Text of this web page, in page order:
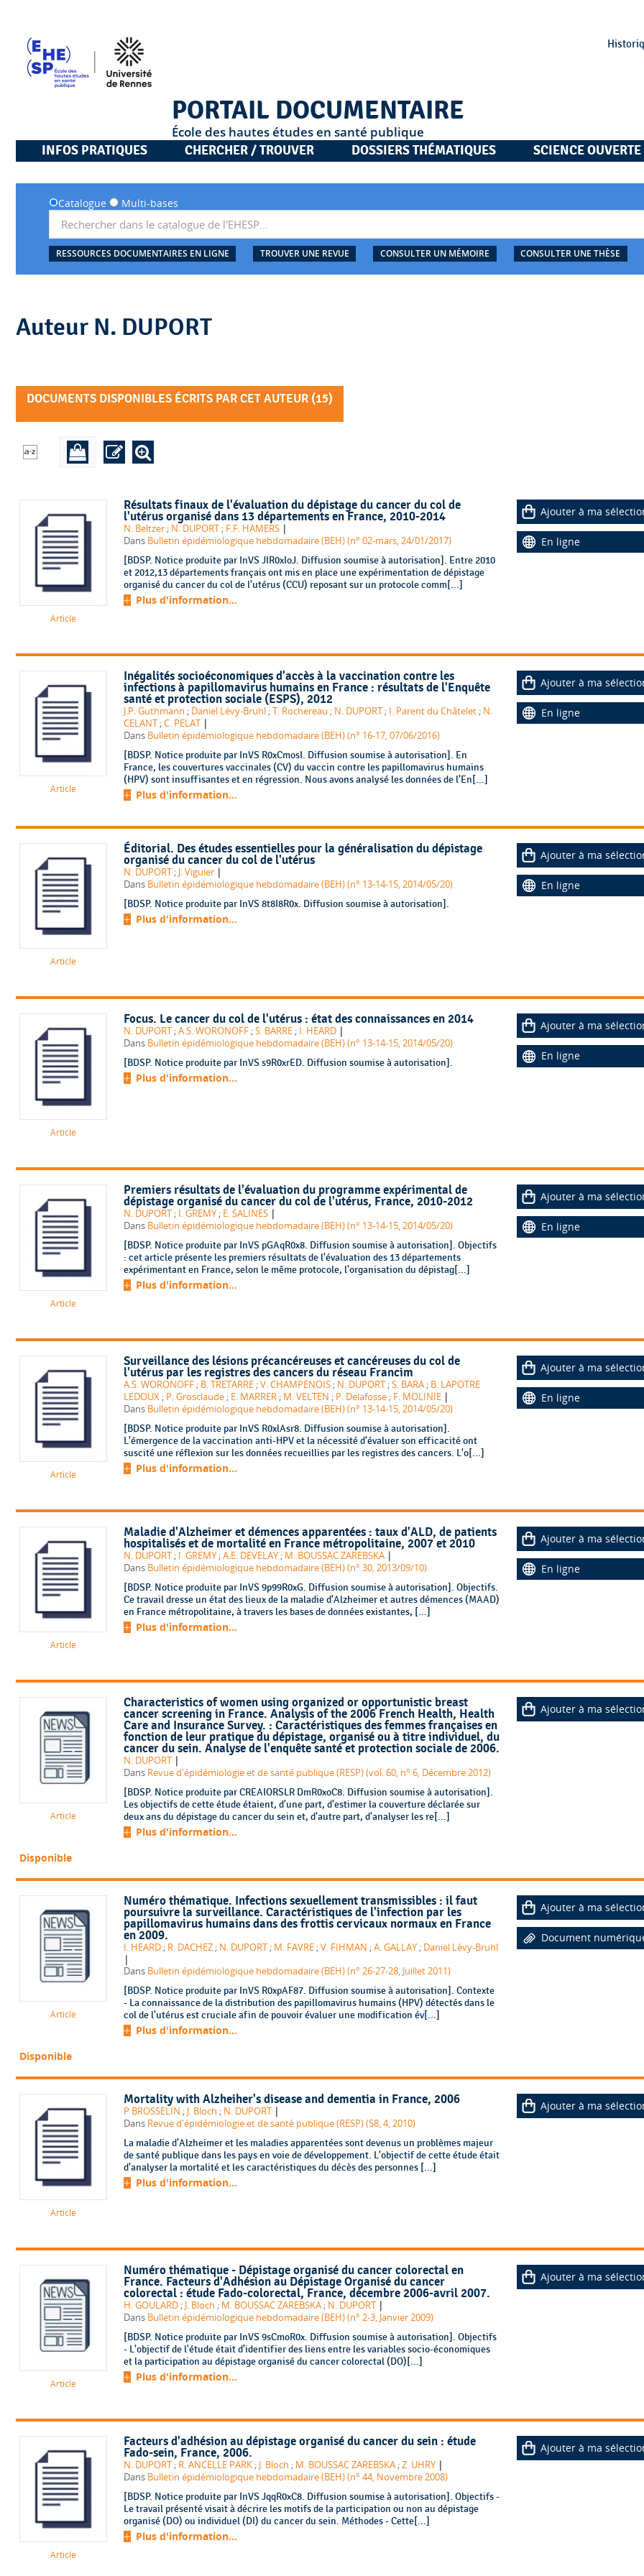
PORTAIL DOCUMENTAIRE
École des hautes études en santé publique
INFOS PRATIQUES
CHERCHER / TROUVER DOSSIERS THÉMATIQUES SCIENCE OUVERTE
Catalogue Multi-bases
RESSOURCES DOCUMENTAIRES EN LIGNE TROUVER UNE REVUE CONSULTER UN MÉMOIRE CONSULTER UNE THÈSE
Auteur N. DUPORT
DOCUMENTS DISPONIBLES ÉCRITS PAR CET AUTEUR (15)
Article
Résultats finaux de l'évaluation du dépistage du cancer du col de
l'utérus organisé dans 13 départements en France, 2010-2014
N. Beltzer ; N. DUPORT ; F.F. HAMERS |
Dans Bulletin épidémiologique hebdomadaire (BEH) (n° 02-mars, 24/01/2017)
[BDSP. Notice produite par InVS JIR0xIoJ. Diffusion soumise à autorisation]. Entre 2010
et 2012,13 départements français ont mis en place une expérimentation de dépistage
organisé du cancer du col de l'utérus (CCU) reposant sur un protocole comm[...]
Plus d'information...
Ajouter à ma
En ligne
Article
Inégalités socioéconomiques d'accès à la vaccination contre les
infections à papillomavirus humains en France : résultats de l'Enquête
santé et protection sociale (ESPS), 2012
J.P. Guthmann ; Daniel Lévy-Bruhl ;T. Rochereau ; N. DUPORT ; I. Parent du Châtelet ; N.
CELANT ;C. PELAT |
Dans Bulletin épidémiologique hebdomadaire (BEH) (n° 16-17, 07/06/2016)
[BDSP. Notice produite par InVS R0xCmosI. Diffusion soumise à autorisation]. En
France, les couvertures vaccinales (CV) du vaccin contre les papillomavirus humains
(HPV) sont insuffisantes et en régression. Nous avons analysé les données de l'En[...]
Plus d'information...
Ajouter à ma
En ligne
Article
Éditorial. Des études essentielles pour la généralisation du dépistage
organisé du cancer du col de l'utérus
N. DUPORT ; J. Viguier |
Dans Bulletin épidémiologique hebdomadaire (BEH) (n° 13-14-15, 2014/05/20)
[BDSP. Notice produite par InVS 8t8I8R0x. Diffusion soumise à autorisation].
Plus d'information...
Ajouter à ma
En ligne
Article
Focus. Le cancer du col de l'utérus : état des connaissances en 2014
N. DUPORT ;A.S. WORONOFF ;S. BARRE ; I. HEARD |
Dans Bulletin épidémiologique hebdomadaire (BEH) (n° 13-14-15, 2014/05/20)
[BDSP. Notice produite par InVS s9R0xrED. Diffusion soumise à autorisation].
Plus d'information...
Ajouter à ma
En ligne
Article
Premiers résultats de l'évaluation du programme expérimental de
dépistage organisé du cancer du col de l'utérus, France, 2010-2012
N. DUPORT ; I. GREMY ; E. SALINES |
Dans Bulletin épidémiologique hebdomadaire (BEH) (n° 13-14-15, 2014/05/20)
[BDSP. Notice produite par InVS pGAqR0x8. Diffusion soumise à autorisation]. Objectifs
: cet article présente les premiers résultats de l'évaluation des 13 départements
expérimentant en France, selon le même protocole, l'organisation du dépistag[...]
Plus d'information...
Ajouter à ma
En ligne
Article
Surveillance des lésions précancéreuses et cancéreuses du col de
l'utérus par les registres des cancers du réseau Francim
A.S. WORONOFF ; B. TRETARRE ;V. CHAMPENOIS ; N. DUPORT ;S. BARA ; B. LAPOTRE
LEDOUX ; P. Grosclaude ; E. MARRER ; M. VELTEN ; P. Delafosse ; F. MOLINIE |
Dans Bulletin épidémiologique hebdomadaire (BEH) (n° 13-14-15, 2014/05/20)
[BDSP. Notice produite par InVS R0xlAsr8. Diffusion soumise à autorisation].
L'émergence de la vaccination anti-HPV et la nécessité d'évaluer son efficacité ont
suscité une réflexion sur les données recueillies par les registres des cancers. L'o[...]
Plus d'information...
Ajouter à ma
En ligne
Article
Maladie d'Alzheimer et démences apparentées : taux d'ALD, de patients
hospitalisés et de mortalité en France métropolitaine, 2007 et 2010
N. DUPORT ; I. GREMY ;A.E. DEVELAY ; M. BOUSSAC ZAREBSKA |
Dans Bulletin épidémiologique hebdomadaire (BEH) (n° 30, 2013/09/10)
[BDSP. Notice produite par InVS 9p99R0xG. Diffusion soumise à autorisation]. Objectifs.
Ce travail dresse un état des lieux de la maladie d'Alzheimer et autres démences (MAAD)
en France métropolitaine, à travers les bases de données existantes, [...]
Plus d'information...
Ajouter à ma
En ligne
Article
Characteristics of women using organized or opportunistic breast
cancer screening in France. Analysis of the 2006 French Health, Health
Care and Insurance Survey. : Caractéristiques des femmes françaises en
fonction de leur pratique du dépistage, organisé ou à titre individuel, du
cancer du sein. Analyse de l'enquête santé et protection sociale de 2006.
N. DUPORT |
Dans Revue d'épidémiologie et de santé publique (RESP) (vol. 60, n° 6, Décembre 2012)
[BDSP. Notice produite par CREAIORSLR DmR0xoC8. Diffusion soumise à autorisation].
Les objectifs de cette étude étaient, d'une part, d'estimer la couverture déclarée sur
deux ans du dépistage du cancer du sein et, d'autre part, d'analyser les re[...]
Plus d'information...
Ajouter à ma
Disponible
Article
Numéro thématique. Infections sexuellement transmissibles : il faut
poursuivre la surveillance. Caractéristiques de l'infection par les
papillomavirus humains dans des frottis cervicaux normaux en France
en 2009.
I. HEARD; R. DACHEZ; N. DUPORT; M. FAVRE;V. FIHMAN ;A. GALLAY; Daniel Lévy-Bruhl
|
Dans Bulletin épidémiologique hebdomadaire (BEH) (n° 26-27-28, Juillet 2011)
[BDSP. Notice produite par InVS R0xpAF87. Diffusion soumise à autorisation]. Contexte
- La connaissance de la distribution des papillomavirus humains (HPV) détectés dans le
col de l'utérus est cruciale afin de pouvoir évaluer une modification év[...]
Plus d'information...
Ajouter à ma
Document
Disponible
Article
Mortality with Alzheiher's disease and dementia in France, 2006
P BROSSELIN ;J. Bloch ; N. DUPORT |
Dans Revue d'épidémiologie et de santé publique (RESP) (58, 4, 2010)
La maladie d'Alzheimer et les maladies apparentées sont devenus un problèmes majeur
de santé publique dans les pays en voie de développement. L'objectif de cette étude était
d'analyser la mortalité et les caractéristiques du décès des personnes [...]
Plus d'information...
Ajouter à ma
Article
Numéro thématique - Dépistage organisé du cancer colorectal en
France. Facteurs d'Adhésion au Dépistage Organisé du cancer
colorectal : étude Fado-colorectal, France, décembre 2006-avril 2007.
H. GOULARD ; J. Bloch ; M. BOUSSAC ZAREBSKA ; N. DUPORT |
Dans Bulletin épidémiologique hebdomadaire (BEH) (n° 2-3, Janvier 2009)
[BDSP. Notice produite par InVS 9sCmoR0x. Diffusion soumise à autorisation]. Objectifs
- L'objectif de l'étude était d'identifier des liens entre les variables socio-économiques
et la participation au dépistage organisé du cancer colorectal (DO)[...]
Plus d'information...
Ajouter à ma
Article
Facteurs d'adhésion au dépistage organisé du cancer du sein : étude
Fado-sein, France, 2006.
N. DUPORT ; R. ANCELLE PARK ; J. Bloch ; M. BOUSSAC ZAREBSKA ;Z. UHRY |
Dans Bulletin épidémiologique hebdomadaire (BEH) (n° 44, Novembre 2008)
[BDSP. Notice produite par InVS JqqR0xC8. Diffusion soumise à autorisation]. Objectifs -
Le travail présenté visait à décrire les motifs de la participation ou non au dépistage
organisé (DO) ou individuel (DI) du cancer du sein. Méthodes - Cette[...]
Plus d'information...
Ajouter à ma